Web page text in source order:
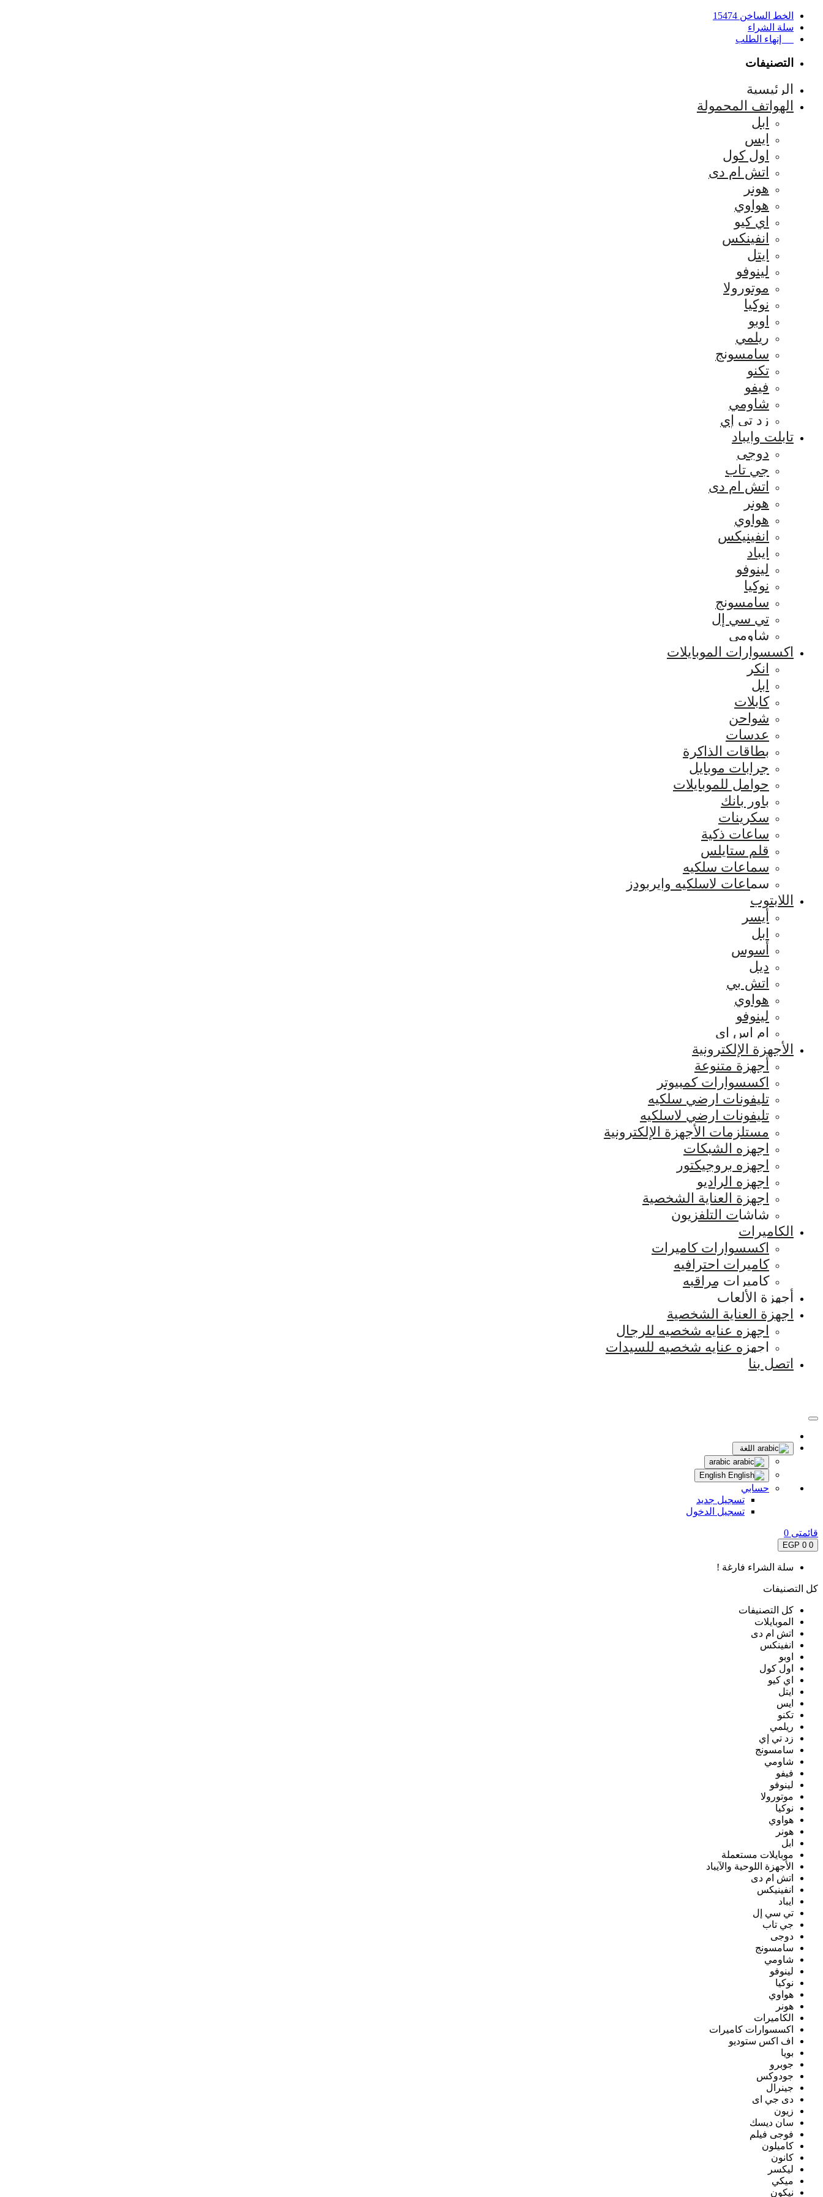
الخط الساخن 15474
سلة الشراء
إنهاء الطلب
التصنيفات
الرئيسية
الهواتف المحمولة
ابل
ايس
اول كول
اتش ام دى
هونر
هواوي
اي كيو
انفينكس
ايتل
لينوفو
موتورولا
نوكيا
اوبو
ريلمي
سامسونج
تكنو
فيفو
شاومي
زد تي إي
تابلت وايباد
دوجى
جي تاب
اتش ام دى
هونر
هواوي
انفينيكس
ايباد
لينوفو
نوكيا
سامسونج
تي سي إل
شاومي
اكسسوارات الموبايلات
انكر
ابل
كابلات
شواحن
عدسات
بطاقات الذاكرة
جرابات موبايل
حوامل للموبايلات
باور بانك
سكرينات
ساعات ذكية
قلم ستايلس
سماعات سلكيه
سماعات لاسلكيه وايربودز
اللابتوب
أيسر
ابل
أسوس
ديل
اتش بي
هواوي
لينوفو
ام اس اي
الأجهزة الإلكترونية
أجهزة متنوعة
اكسسوارات كمبيوتر
تليفونات ارضي سلكيه
تليفونات ارضي لاسلكيه
مستلزمات الأجهزة الإلكترونية
اجهزه الشبكات
اجهزه بروجيكتور
اجهزه الراديو
اجهزة العناية الشخصية
شاشات التلفزيون
الكاميرات
اكسسوارات كاميرات
كاميرات احترافيه
كاميرات مراقبه
أجهزة الألعاب
اجهزة العناية الشخصية
اجهزه عنايه شخصيه للرجال
اجهزه عنايه شخصيه للسيدات
اتصل بنا
اللغة
حسابي
تسجيل جديد
تسجيل الدخول
قائمتى 0
0
0 EGP
سلة الشراء فارغة !
كل التصنيفات
كل التصنيفات
الموبايلات
اتش ام دى
انفينكس
اوبو
اول كول
اي كيو
ايتل
ايس
تكنو
ريلمي
زد تي إي
سامسونج
شاومي
فيفو
لينوفو
موتورولا
نوكيا
هواوي
هونر
ابل
موبايلات مستعملة
الأجهزة اللوحية والآيباد
اتش ام دى
انفينيكس
ايباد
تي سي إل
جي تاب
دوجى
سامسونج
شاومي
لينوفو
نوكيا
هواوي
هونر
الكاميرات
اكسسوارات كاميرات
اف اكس ستوديو
بويا
جوبرو
جودوكس
جينرال
دى جي اى
زيون
سان ديسك
فوجى فيلم
كاميلون
كانون
ليكسر
ميكي
نيكون